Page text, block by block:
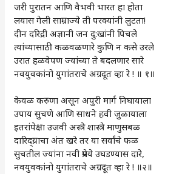
जरी पुरातन आणि वैभवी भारत हा होता
लयास गेली साम्राज्ये ती परक्यांनी लुटता!
दीन दरिद्री अज्ञानी जन दु:खांनी पिचले
त्यांच्यासाठी कळवळणारे कुणि न कसे उरले
उरात हळवेपण ज्यांच्या ते बदलणार सारे
नवयुवकांनो युगांतराचे अग्रदूत व्हा रे ! ॥ १॥
केवळ करुणा असून अपुरी मार्ग निघायाला
उपाय सुचणे आणि साधने हवी जुळायाला
इतरांपेक्षा उजवी अस्त्रे शास्त्रे माणुसबळ
दारिद्य्राचा अंत खरे तर या सर्वांचे फळ
सुचतील ज्यांना नवी प्रमेये उघडण्यास दारे,
नवयुवकांनो युगांतराचे अग्रदूत व्हा रे ! ॥२॥